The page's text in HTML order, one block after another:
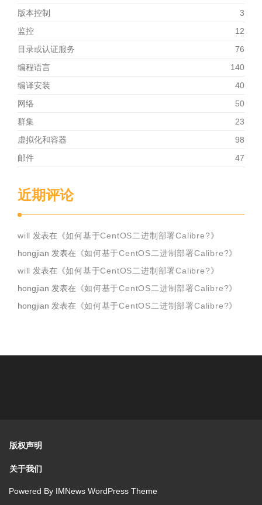
版本控制
3
监控
12
目录或认证服务
76
编程语言
140
编译安装
40
网络
50
群集
23
虚拟化和容器
98
邮件
47
近期评论
will 发表在《如何基于CentOS二进制部署Calibre?》
hongjian 发表在《如何基于CentOS二进制部署Calibre?》
will 发表在《如何基于CentOS二进制部署Calibre?》
hongjian 发表在《如何基于CentOS二进制部署Calibre?》
hongjian 发表在《如何基于CentOS二进制部署Calibre?》
版权声明
关于我们
Powered By IMNews WordPress Theme